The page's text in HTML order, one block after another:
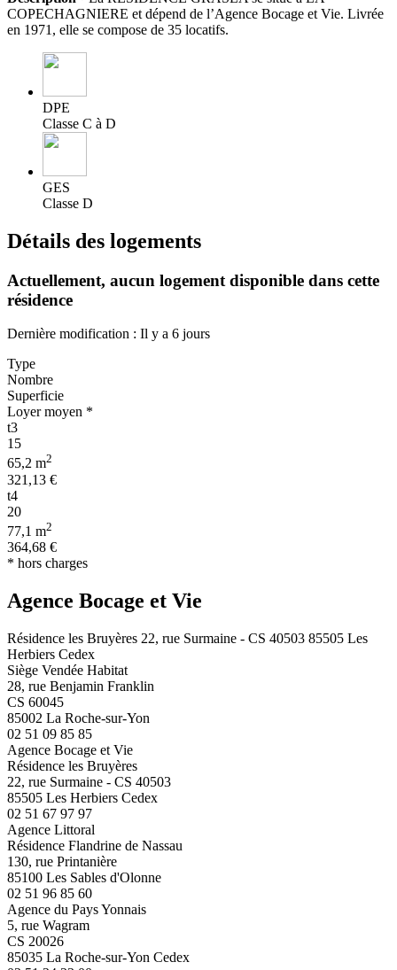
COPECHAGNIERE et dépend de l’Agence Bocage et Vie. Livrée
en 1971, elle se compose de 35 locatifs.
DPE
Classe C à D
GES
Classe D
Détails des logements
Actuellement, aucun logement disponible dans cette
résidence
Dernière modification : Il y a 6 jours
Type
Nombre
Superficie
Loyer moyen *
t3
15
65,2 m2
321,13 €
t4
20
77,1 m2
364,68 €
* hors charges
Agence Bocage et Vie
Résidence les Bruyères 22, rue Surmaine - CS 40503 85505 Les
Herbiers Cedex
Siège Vendée Habitat
28, rue Benjamin Franklin
CS 60045
85002 La Roche-sur-Yon
02 51 09 85 85
Agence Bocage et Vie
Résidence les Bruyères
22, rue Surmaine - CS 40503
85505 Les Herbiers Cedex
02 51 67 97 97
Agence Littoral
Résidence Flandrine de Nassau
130, rue Printanière
85100 Les Sables d'Olonne
02 51 96 85 60
Agence du Pays Yonnais
5, rue Wagram
CS 20026
85035 La Roche-sur-Yon Cedex